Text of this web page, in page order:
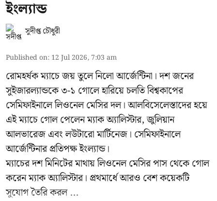
ইংল্যান্ড
সুদীপ্ত চৌধুরী
Published on: 12 Jul 2026, 7:03 am
রোমহর্ষক ম্যাচে জয় তুলে নিলো আর্জেন্টিনা। দশ জনের
সুইজারল্যান্ডকে ৩-১ গোলে হারিয়ে চলতি বিশ্বকাপের
সেমিফাইনালে লিওনেল মেসির দল। আলবিসেলেস্তাদের হয়ে
এই ম্যাচে গোল পেলেন ম্যাক অ্যালিস্টার, জুলিয়ান
আলভারেজ এবং লউটারো মার্টিনেজ। সেমিফাইনালে
আর্জেন্টিনার প্রতিপক্ষ ইংল্যান্ড।
ম্যাচের দশ মিনিটের মাথায় লিওনেল মেসির পাস থেকে গোল
করেন ম্যাক অ্যালিস্টার। প্রথমার্ধে আরও বেশ কয়েকটি
সুযোগ তৈরি করল ...